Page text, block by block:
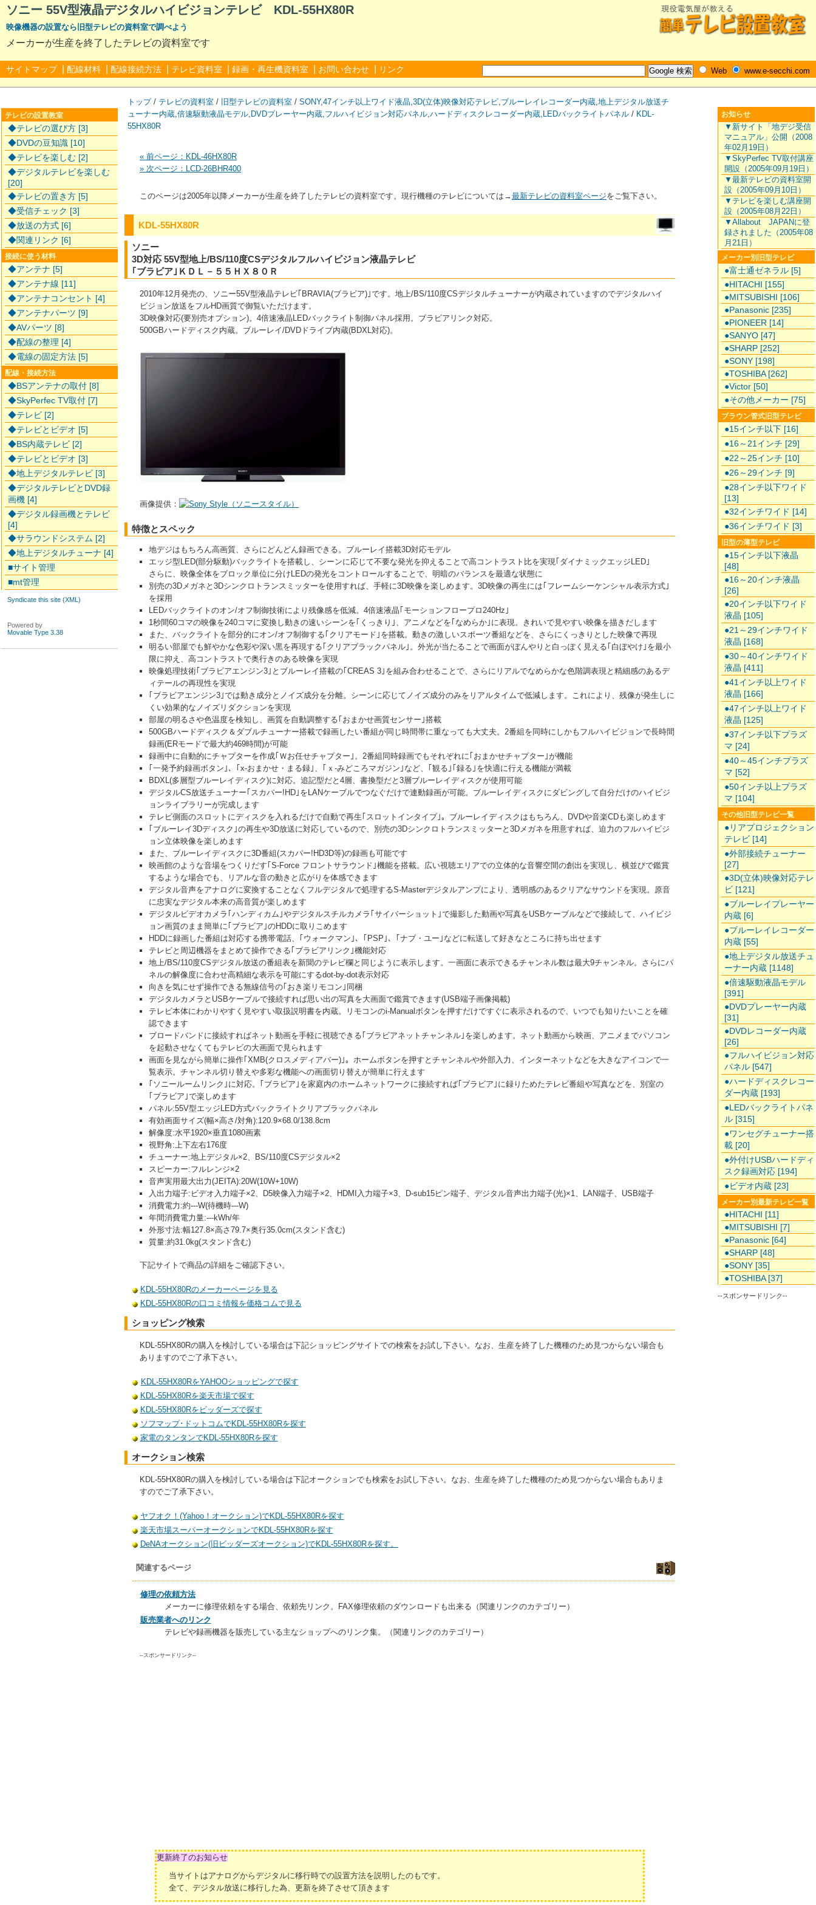
ソニー 55V型液晶デジタルハイビジョンテレビ KDL-55HX80R
映像機器の設置なら旧型テレビの資料室で調べよう
メーカーが生産を終了したテレビの資料室です
Web www.e-secchi.com
サイトマップ 配線材料 配線接続方法 テレビ資料室 録画・再生機資料室 お問い合わせ リンク
トップ/ テレビの資料室 / 旧型テレビの資料室 / SONY,47インチ以上ワイド液晶,3D(立体)映像対応テレビ,ブルーレイレコーダー内蔵,地上デジタル放送チ
ューナー内蔵,倍速駆動液晶モデル, DVDプレーヤー内蔵,フルハイビジョン対応パネル,ハードディスクレコーダー内蔵, LEDバックライトパネル / KDL-
55HX80R
« 前ページ：KDL-46HX80R
» 次ページ：LCD-26BHR400
このページは2005年以降メーカーが生産を終了したテレビの資料室です。現行機種のテレビについては→最新テレビの資料室ページをご覧下さい。
KDL-55HX80R
ソニー
3D対応 55V型地上/BS/110度CSデジタルフルハイビジョン液晶テレビ
｢ブラビア｣ＫＤＬ－５５ＨＸ８０Ｒ
2010年12月発売の、ソニー55V型液晶テレビ｢BRAVIA(ブラビア)｣です。地上/BS/110度CSデジタルチューナーが内蔵されていますのでデジタルハイ
ビジョン放送をフルHD画質で御覧いただけます。
3D映像対応(要別売オプション)。4倍速液晶LEDバックライト制御パネル採用。ブラビアリンク対応。
500GBハードディスク内蔵。ブルーレイ/DVDドライブ内蔵(BDXL対応)。
画像提供：
特徴とスペック
地デジはもちろん高画質、さらにどんどん録画できる。ブルーレイ搭載3D対応モデル
エッジ型LED(部分駆動)バックライトを搭載し、シーンに応じて不要な発光を抑えることで高コントラスト比を実現｢ダイナミックエッジLED｣
さらに、映像全体をブロック単位に分けLEDの発光をコントロールすることで、明暗のバランスを最適な状態に
別売の3Dメガネと3Dシンクロトランスミッターを使用すれば、手軽に3D映像を楽しめます。3D映像の再生には｢フレームシーケンシャル表示方式｣
を採用
LEDバックライトのオン/オフ制御技術により残像感を低減。4倍速液晶｢モーションフロープロ240Hz｣
1秒間60コマの映像を240コマに変換し動きの速いシーンを｢くっきり｣、アニメなどを｢なめらか｣に表現。きれいで見やすい映像を描きだします
また、バックライトを部分的にオン/オフ制御する｢クリアモード｣を搭載。動きの激しいスポーツ番組などを、さらにくっきりとした映像で再現
明るい部屋でも鮮やかな色彩や深い黒を再現する｢クリアブラックパネル｣。外光が当たることで画面がぼんやりと白っぽく見える｢白ぼやけ｣を最小
限に抑え、高コントラストで奥行きのある映像を実現
映像処理技術｢ブラビアエンジン3｣とブルーレイ搭載の｢CREAS 3｣を組み合わせることで、さらにリアルでなめらかな色階調表現と精細感のあるデ
ィテールの再現性を実現
｢ブラビアエンジン3｣では動き成分とノイズ成分を分離。シーンに応じてノイズ成分のみをリアルタイムで低減します。これにより、残像が発生しに
くい効果的なノイズリダクションを実現
部屋の明るさや色温度を検知し、画質を自動調整する｢おまかせ画質センサー｣搭載
500GBハードディスク＆ダブルチューナー搭載で録画したい番組が同じ時間帯に重なっても大丈夫。2番組を同時にしかもフルハイビジョンで長時間
録画(ERモードで最大約469時間)が可能
録画中に自動的にチャプターを作成｢Ｗお任せチャプター｣。2番組同時録画でもそれぞれに｢おまかせチャプター｣が機能
｢一発予約録画ボタン｣、｢x-おまかせ・まる録｣、｢ｘ-みどころマガジン｣など、｢観る｣｢録る｣を快適に行える機能が満載
BDXL(多層型ブルーレイディスク)に対応。追記型だと4層、書換型だと3層ブルーレイディスクが使用可能
デジタルCS放送チューナー｢スカパー!HD｣をLANケーブルでつなぐだけで連動録画が可能。ブルーレイディスクにダビングして自分だけのハイビジ
ョンライブラリーが完成します
テレビ側面のスロットにディスクを入れるだけで自動で再生｢スロットインタイプ｣。ブルーレイディスクはもちろん、DVDや音楽CDも楽しめます
｢ブルーレイ3Dディスク｣の再生や3D放送に対応しているので、別売の3Dシンクロトランスミッターと3Dメガネを用意すれば、迫力のフルハイビジ
ョン立体映像を楽しめます
また、ブルーレイディスクに3D番組(スカパー!HD3D等)の録画も可能です
映画館のような音場をつくりだす｢S-Force フロントサラウンド｣機能を搭載。広い視聴エリアでの立体的な音響空間の創出を実現し、横並びで鑑賞
するような場合でも、リアルな音の動きと広がりを体感できます
デジタル音声をアナログに変換することなくフルデジタルで処理するS-Masterデジタルアンプにより、透明感のあるクリアなサウンドを実現。原音
に忠実なデジタル本来の高音質が楽しめます
デジタルビデオカメラ｢ハンディカム｣やデジタルスチルカメラ｢サイバーショット｣で撮影した動画や写真をUSBケーブルなどで接続して、ハイビジ
ョン画質のまま簡単に｢ブラビア｣のHDDに取りこめます
HDDに録画した番組は対応する携帯電話、｢ウォークマン｣、｢PSP｣、｢ナブ・ユー｣などに転送して好きなところに持ち出せます
テレビと周辺機器をまとめて操作できる｢ブラビアリンク｣機能対応
地上/BS/110度CSデジタル放送の番組表を新聞のテレビ欄と同じように表示します。一画面に表示できるチャンネル数は最大9チャンネル。さらにパ
ネルの解像度に合わせ高精細な表示を可能にするdot-by-dot表示対応
向きを気にせず操作できる無線信号の｢おき楽リモコン｣同梱
デジタルカメラとUSBケーブルで接続すれば思い出の写真を大画面で鑑賞できます(USB端子画像掲載)
テレビ本体にわかりやすく見やすい取扱説明書を内蔵。リモコンのi-Manualボタンを押すだけですぐに表示されるので、いつでも知りたいことを確
認できます
ブロードバンドに接続すればネット動画を手軽に視聴できる｢ブラビアネットチャンネル｣を楽しめます。ネット動画から映画、アニメまでパソコン
を起動させなくてもテレビの大画面で見られます
画面を見ながら簡単に操作｢XMB(クロスメディアバー)｣。ホームボタンを押すとチャンネルや外部入力、インターネットなどを大きなアイコンで一
覧表示。チャンネル切り替えや多彩な機能への画面切り替えが簡単に行えます
｢ソニールームリンク｣に対応。｢ブラビア｣を家庭内のホームネットワークに接続すれば｢ブラビア｣に録りためたテレビ番組や写真などを、別室の
｢ブラビア｣で楽しめます
パネル:55V型エッジLED方式バックライトクリアブラックパネル
有効画面サイズ(幅×高さ/対角):120.9×68.0/138.8cm
解像度:水平1920×垂直1080画素
視野角:上下左右176度
チューナー:地上デジタル×2、BS/110度CSデジタル×2
スピーカー:フルレンジ×2
音声実用最大出力(JEITA):20W(10W+10W)
入出力端子:ビデオ入力端子×2、D5映像入力端子×2、HDMI入力端子×3、D-sub15ピン端子、デジタル音声出力端子(光)×1、LAN端子、USB端子
消費電力:約---W(待機時---W)
年間消費電力量:---kWh/年
外形寸法:幅127.8×高さ79.7×奥行35.0cm(スタンド含む)
質量:約31.0kg(スタンド含む)
下記サイトで商品の詳細をご確認下さい。
KDL-55HX80Rのメーカーページを見る
KDL-55HX80Rの口コミ情報を価格コムで見る
ショッピング検索
KDL-55HX80Rの購入を検討している場合は下記ショッピングサイトでの検索をお試し下さい。なお、生産を終了した機種のため見つからない場合も
ありますのでご了承下さい。
KDL-55HX80RをYAHOOショッピングで探す
KDL-55HX80Rを楽天市場で探す
KDL-55HX80Rをビッダーズで探す
ソフマップ･ドットコムでKDL-55HX80Rを探す
家電のタンタンでKDL-55HX80Rを探す
オークション検索
KDL-55HX80Rの購入を検討している場合は下記オークションでも検索をお試し下さい。なお、生産を終了した機種のため見つからない場合もありま
すのでご了承下さい。
ヤフオク！(Yahoo！オークション)でKDL-55HX80Rを探す
楽天市場スーパーオークションでKDL-55HX80Rを探す
DeNAオークション(旧ビッダーズオークション)でKDL-55HX80Rを探す。
関連するページ
修理の依頼方法
メーカーに修理依頼をする場合、依頼先リンク。FAX修理依頼のダウンロードも出来る（関連リンクのカテゴリー）
販売業者へのリンク
テレビや録画機器を販売している主なショップへのリンク集。（関連リンクのカテゴリー）
--スポンサードリンク--
更新終了のお知らせ
当サイトはアナログからデジタルに移行時での設置方法を説明したのもです。
全て、デジタル放送に移行した為、更新を終了させて頂きます
テレビの設置教室
◆テレビの選び方 [3]
◆DVDの豆知識 [10]
◆テレビを楽しむ [2]
◆デジタルテレビを楽しむ
[20]
◆テレビの置き方 [5]
◆受信チェック [3]
◆放送の方式 [6]
◆関連リンク [6]
接続に使う材料
◆アンテナ [5]
◆アンテナ線 [11]
◆アンテナコンセント [4]
◆アンテナパーツ [9]
◆AVパーツ [8]
◆配線の整理 [4]
◆電線の固定方法 [5]
配線・接続方法
◆BSアンテナの取付 [8]
◆SkyPerfec TV取付 [7]
◆テレビ [2]
◆テレビとビデオ [5]
◆BS内蔵テレビ [2]
◆テレビとビデオ [3]
◆地上デジタルテレビ [3]
◆デジタルテレビとDVD録
画機 [4]
◆デジタル録画機とテレビ
[4]
◆サラウンドシステム [2]
◆地上デジタルチューナ [4]
■サイト管理
■mt管理
Syndicate this site (XML)
Powered by
Movable Type 3.38
お知らせ
▼新サイト「地デジ受信
マニュアル」公開（2008
年02月19日）
▼SkyPerfec TV取付講座
開設（2005年09月19日）
▼最新テレビの資料室開
設（2005年09月10日）
▼テレビを楽しむ講座開
設（2005年08月22日）
▼Allabout JAPANに登
録されました（2005年08
月21日）
メーカー別旧型テレビ
●富士通ゼネラル [5]
●HITACHI [155]
●MITSUBISHI [106]
●Panasonic [235]
●PIONEER [14]
●SANYO [47]
●SHARP [252]
●SONY [198]
●TOSHIBA [262]
●Victor [50]
●その他メーカー [75]
ブラウン管式旧型テレビ
●15インチ以下 [16]
●16～21インチ [29]
●22～25インチ [10]
●26～29インチ [9]
●28インチ以下ワイド
[13]
●32インチワイド [14]
●36インチワイド [3]
旧型の薄型テレビ
●15インチ以下液晶
[48]
●16～20インチ液晶
[26]
●20インチ以下ワイド
液晶 [105]
●21～29インチワイド
液晶 [168]
●30～40インチワイド
液晶 [411]
●41インチ以上ワイド
液晶 [166]
●47インチ以上ワイド
液晶 [125]
●37インチ以下プラズ
マ [24]
●40～45インチプラズ
マ [52]
●50インチ以上プラズ
マ [104]
その他旧型テレビ一覧
●リアプロジェクション
テレビ [14]
●外部接続チューナー
[27]
●3D(立体)映像対応テレ
ビ [121]
●ブルーレイプレーヤー
内蔵 [6]
●ブルーレイレコーダー
内蔵 [55]
●地上デジタル放送チュ
ーナー内蔵 [1148]
●倍速駆動液晶モデル
[391]
●DVDプレーヤー内蔵
[31]
●DVDレコーダー内蔵
[26]
●フルハイビジョン対応
パネル [547]
●ハードディスクレコー
ダー内蔵 [193]
●LEDバックライトパネ
ル [315]
●ワンセグチューナー搭
載 [20]
●外付けUSBハードディ
スク録画対応 [194]
●ビデオ内蔵 [23]
メーカー別最新テレビ一覧
●HITACHI [11]
●MITSUBISHI [7]
●Panasonic [64]
●SHARP [48]
●SONY [35]
●TOSHIBA [37]
--スポンサードリンク--